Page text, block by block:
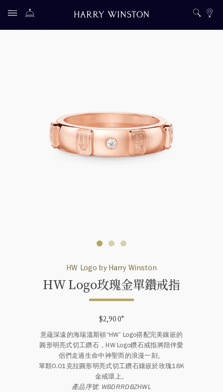
HW Logo by Harry Winston
HW Logo玫瑰金單鑽戒指
$2,900*
意蘊深遠的海瑞溫斯頓“HW” Logo搭配完美鑲嵌的
圓形明亮式切工鑽石，HW Logo鑽石戒指將陪伴愛
侶們走過生命中神聖而的浪漫一刻。
單顆0.01克拉圓形明亮式切工鑽石鑲嵌於玫瑰18K
金戒環上。
產品序號: WBDRRDBZHWL